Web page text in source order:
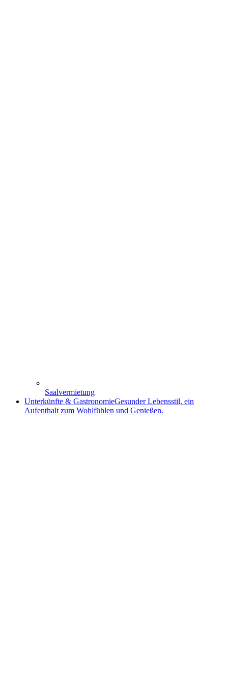
Saalvermietung
Unterkünfte & GastronomieGesunder Lebensstil, ein
Aufenthalt zum Wohlfühlen und Genießen.